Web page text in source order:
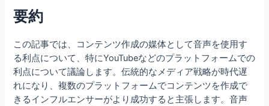
要約
この記事では、コンテンツ作成の媒体として音声を使用す
る利点について、特にYouTubeなどのプラットフォームでの
利点について議論します。伝統的なメディア戦略が時代遅
れになり、複数のプラットフォームでコンテンツを作成で
きるインフルエンサーがより成功すると主張します。音声